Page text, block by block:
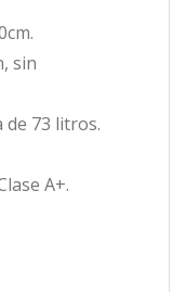
sin
de 73 litros.
A+.